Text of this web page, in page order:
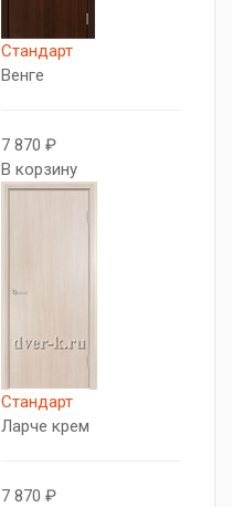
Стандарт
Венге
7 870 ₽
В корзину
Стандарт
Ларче крем
7 870 ₽